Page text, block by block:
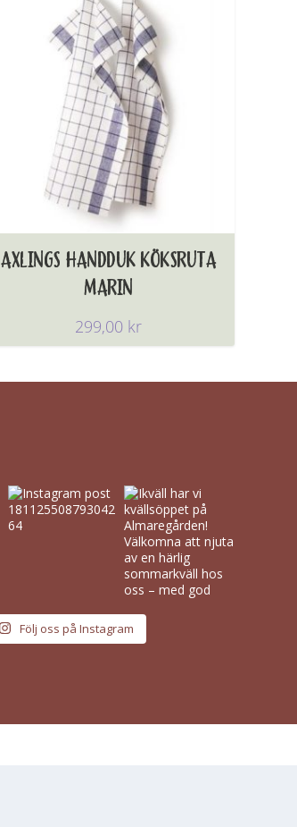
AXLINGS HANDDUK KÖKSRUTA
MARIN
299,00 kr
Följ oss på Instagram